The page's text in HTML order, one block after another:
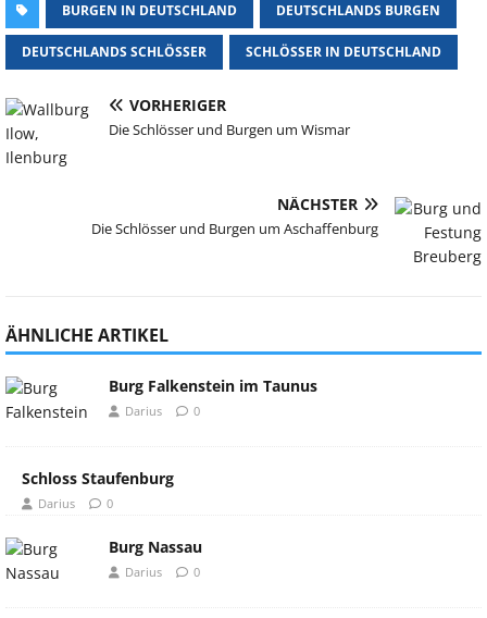
BURGEN IN DEUTSCHLAND DEUTSCHLANDS BURGEN
DEUTSCHLANDS SCHLÖSSER SCHLÖSSER IN DEUTSCHLAND
VORHERIGER
Die Schlösser und Burgen um Wismar
NÄCHSTER
Die Schlösser und Burgen um Aschaffenburg
ÄHNLICHE ARTIKEL
Burg Falkenstein im Taunus
Darius 0
Schloss Staufenburg
Darius 0
Burg Nassau
Darius 0